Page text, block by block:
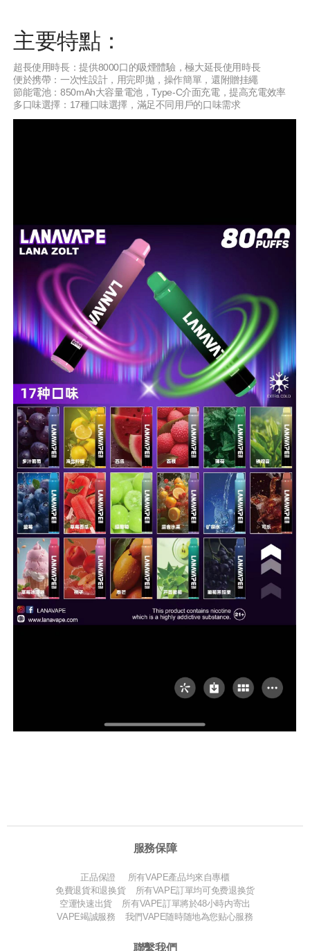
主要特點：
超長使用時長：提供8000口的吸煙體驗，極大延長使用時長
便於携帶：一次性設計，用完即拋，操作簡單，還附贈挂繩
節能電池：850mAh大容量電池，Type-C介面充電，提高充電效率
多口味選擇：17種口味選擇，滿足不同用戶的口味需求
服務保障
正品保證 所有VAPE產品均來自專櫃
免費退貨和退换貨 所有VAPE訂單均可免费退换货
空運快速出貨 所有VAPE訂單將於48小時内寄出
VAPE竭誠服務 我們VAPE随時随地為您贴心服務
聯繫我們